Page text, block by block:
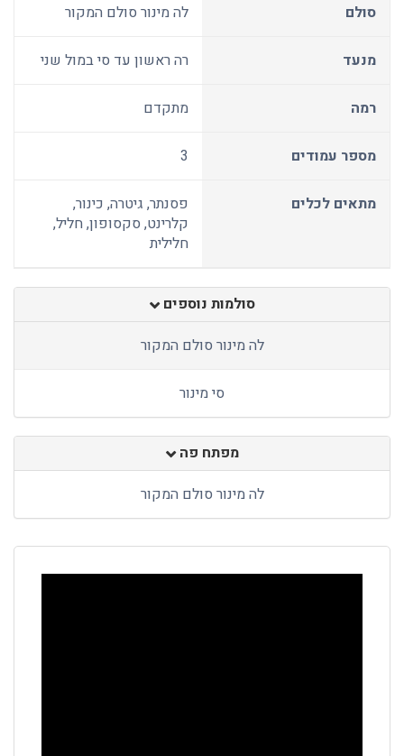
סולם לה מינור סולם המקור
מנעד רה ראשון עד סי במול שני
רמה מתקדם
מספר עמודים 3
מתאים לכלים
פסנתר, גיטרה, כינור,
קלרינט, סקסופון, חליל,
חלילית
סולמות נוספים
לה מינור סולם המקור
סי מינור
מפתח פה
לה מינור סולם המקור